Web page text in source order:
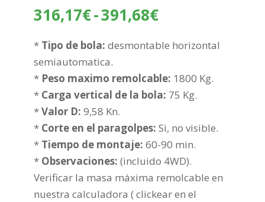
316,17€-391,68€Rango
precios:
316,17€
hasta
* Tipo de bola: desmontable horizontal
semiautomatica.
* Peso maximo remolcable: 1800 Kg.
* Carga vertical de la bola: 75 Kg.
*Valor D: 9,58 Kn.
* Corte en el paragolpes: Si, no visible.
* Tiempo de montaje: 60-90 min.
* Observaciones: (incluido 4WD).
Verificar la masa máxima remolcable en
nuestra calculadora ( clickear en el